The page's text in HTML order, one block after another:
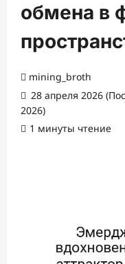
обмена в
mining_broth
28 апреля 2026
2026)
1 минуты чтение